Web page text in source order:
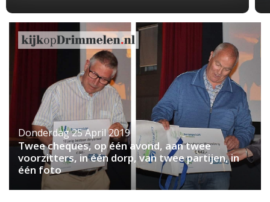
Donderdag 25 April 2019
Twee cheques, op één avond, aan twee
voorzitters, in één dorp, van twee partijen, in
één foto